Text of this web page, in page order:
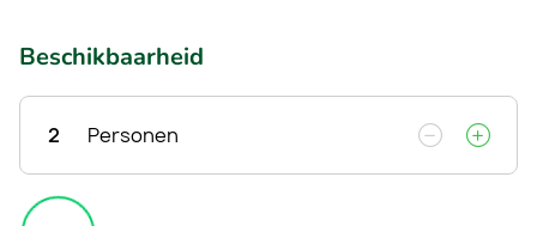
Beschikbaarheid
2 Personen